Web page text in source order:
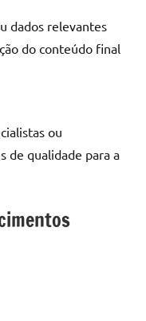
dados relevantes
do conteúdo final
ou
de qualidade para a